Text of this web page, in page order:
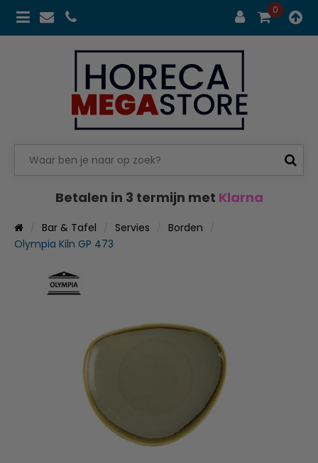
0
Betalen in 3 termijn met Klarna
Bar & Tafel Servies
Borden
Olympia Kiln GP 473